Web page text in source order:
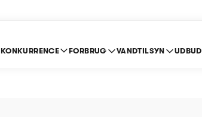
KONKURRENCE FORBRUG VANDTILSYN UDBUD